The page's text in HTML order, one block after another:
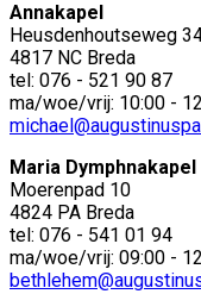
Annakapel
Heusdenhoutseweg
4817 NC Breda
tel: 076 - 521 90 87
ma/woe/vrij: 10:00 -
Maria Dymphnakapel
Moerenpad 10
4824 PA Breda
tel: 076 - 541 01 94
ma/woe/vrij: 09:00 -